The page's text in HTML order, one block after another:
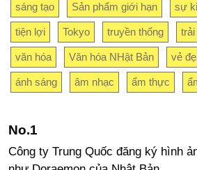
sáng tạo Sản phẩm giới hạn sự
tiện lợi Tokyo truyền thống trải
văn hóa Văn hóa NHật Bản vẻ
ánh sáng âm nhạc ẩm thực
Công ty Trung Quốc đăng ký hình